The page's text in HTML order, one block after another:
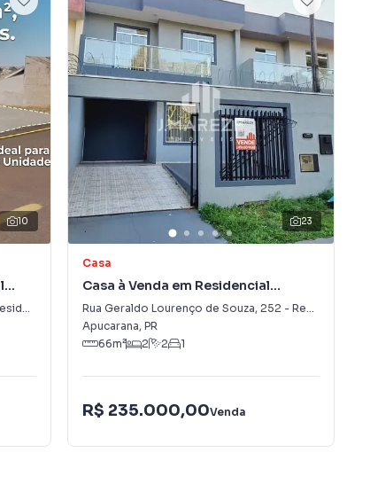
10
Araucária
23
Casa
Casa à Venda em Residencial
Araucária
Rua Geraldo Lourenço de Souza, 252 - Residencial Araucária
Apucarana, PR
66m² 2 2 1
R$ 235.000,00Venda